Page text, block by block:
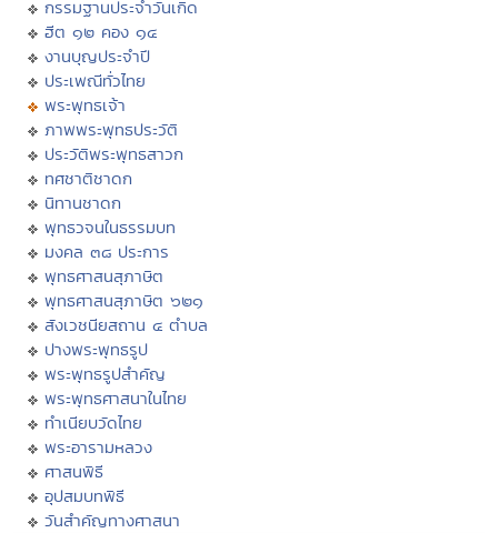
กรรมฐานประจำวันเกิด
ฮีต ๑๒ คอง ๑๔
งานบุญประจำปี
ประเพณีทั่วไทย
พระพุทธเจ้า
ภาพพระพุทธประวัติ
ประวัติพระพุทธสาวก
ทศชาติชาดก
นิทานชาดก
พุทธวจนในธรรมบท
มงคล ๓๘ ประการ
พุทธศาสนสุภาษิต
พุทธศาสนสุภาษิต ๖๒๑
สังเวชนียสถาน ๔ ตำบล
ปางพระพุทธรูป
พระพุทธรูปสำคัญ
พระพุทธศาสนาในไทย
ทำเนียบวัดไทย
พระอารามหลวง
ศาสนพิธี
อุปสมบทพิธี
วันสำคัญทางศาสนา